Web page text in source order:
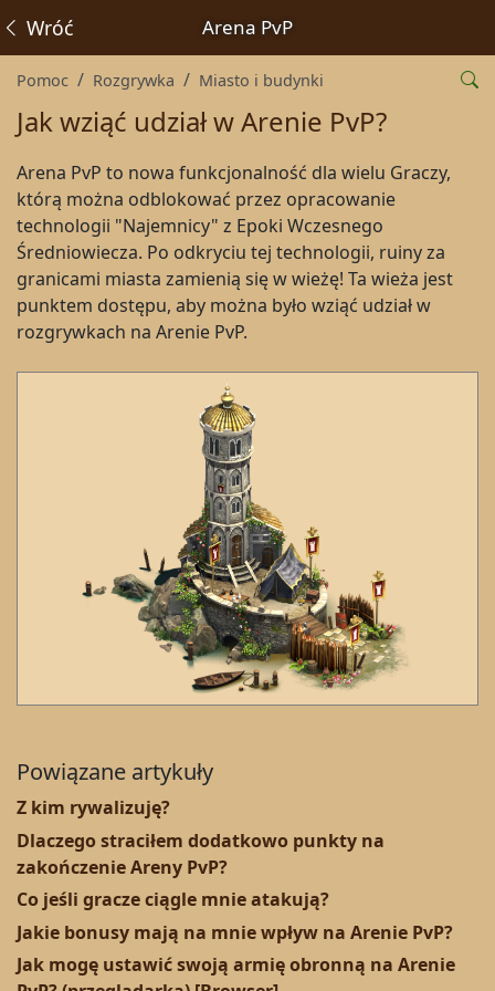
Arena PvP
Wróć
Pomoc Rozgrywka Miasto i budynki
Jak wziąć udział w Arenie PvP?
Arena PvP to nowa funkcjonalność dla wielu Graczy,
którą można odblokować przez opracowanie
technologii "Najemnicy" z Epoki Wczesnego
Średniowiecza. Po odkryciu tej technologii, ruiny za
granicami miasta zamienią się w wieżę! Ta wieża jest
punktem dostępu, aby można było wziąć udział w
rozgrywkach na Arenie PvP.
Powiązane artykuły
Z kim rywalizuję?
Dlaczego straciłem dodatkowo punkty na
zakończenie Areny PvP?
Co jeśli gracze ciągle mnie atakują?
Jakie bonusy mają na mnie wpływ na Arenie PvP?
Jak mogę ustawić swoją armię obronną na Arenie